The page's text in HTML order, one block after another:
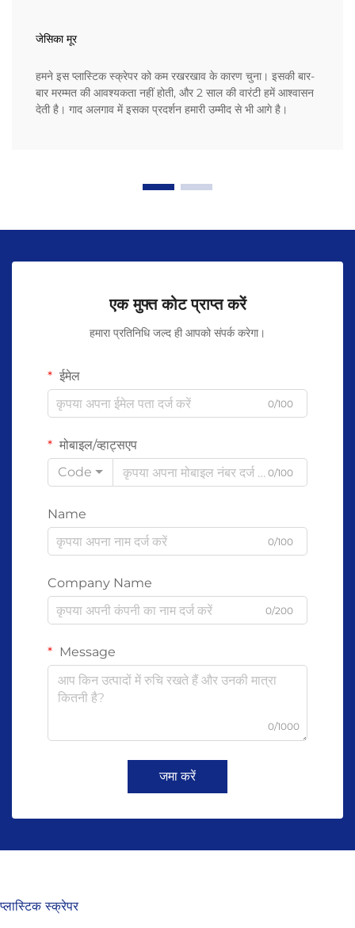
जेसिका मूर
हमने इस प्लास्टिक स्क्रेपर को कम रखरखाव के कारण चुना। इसकी बार-
बार मरम्मत की आवश्यकता नहीं होती, और 2 साल की वारंटी हमें आश्वासन
देती है। गाद अलगाव में इसका प्रदर्शन हमारी उम्मीद से भी आगे है।
एक मुफ्त कोट प्राप्त करें
हमारा प्रतिनिधि जल्द ही आपको संपर्क करेगा।
ईमेल
0/100
मोबाइल/व्हाट्सएप
Code
0/100
Name
0/100
Company Name
0/200
Message
0/1000
जमा करें
प्लास्टिक स्क्रेपर